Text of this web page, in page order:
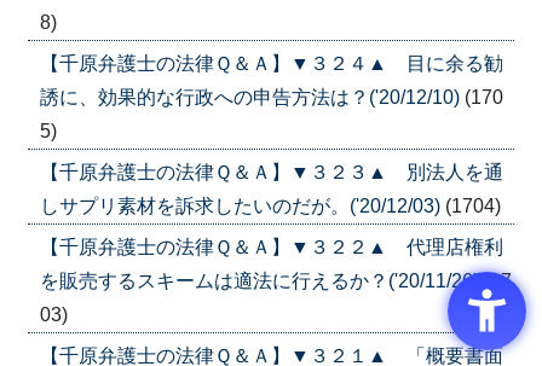
8)
【千原弁護士の法律Ｑ＆Ａ】▼３２４▲ 目に余る勧
誘に、効果的な行政への申告方法は？('20/12/10) (170
5)
【千原弁護士の法律Ｑ＆Ａ】▼３２３▲ 別法人を通
しサプリ素材を訴求したいのだが。('20/12/03) (1704)
【千原弁護士の法律Ｑ＆Ａ】▼３２２▲ 代理店権利
を販売するスキームは適法に行えるか？('20/11/26)
(17
03)
【千原弁護士の法律Ｑ＆Ａ】▼３２１▲ 「概要書面